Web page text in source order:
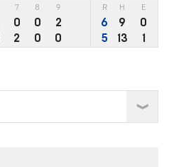
7 8 9 R H E
0 0 2 6 9 0
2 0 0 5 13 1